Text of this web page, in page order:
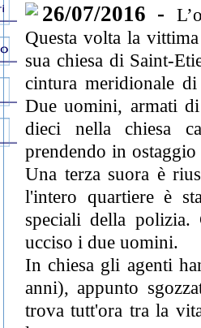
26/07/2016 -
Questa volta la
sua chiesa di Saint-
cintura meridionale
Due uomini, armati
dieci nella chiesa
prendendo in
Una terza suora è
l'intero quartiere è
speciali della
ucciso i due uomini.
In chiesa gli agenti
anni), appunto
trova tutt'ora tra la